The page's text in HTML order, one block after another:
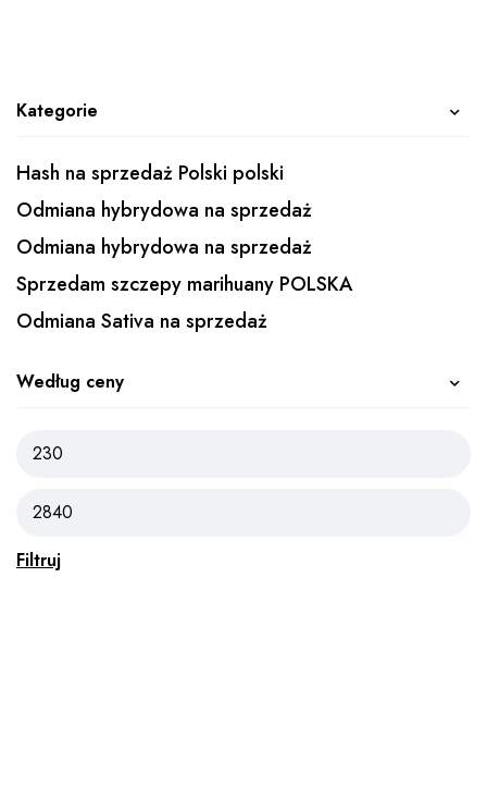
Kategorie
Hash na sprzedaż Polski polski
Odmiana hybrydowa na sprzedaż
Odmiana hybrydowa na sprzedaż
Sprzedam szczepy marihuany POLSKA
Odmiana Sativa na sprzedaż
Według ceny
Filtruj